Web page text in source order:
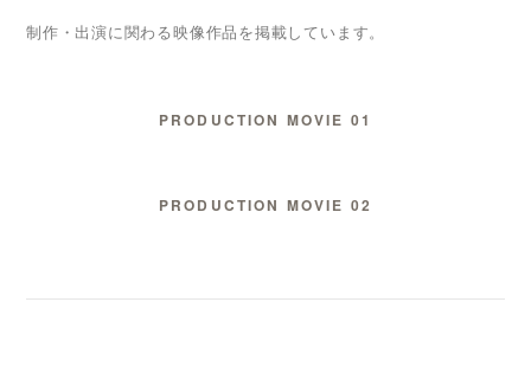
制作・出演に関わる映像作品を掲載しています。
PRODUCTION MOVIE 01
PRODUCTION MOVIE 02